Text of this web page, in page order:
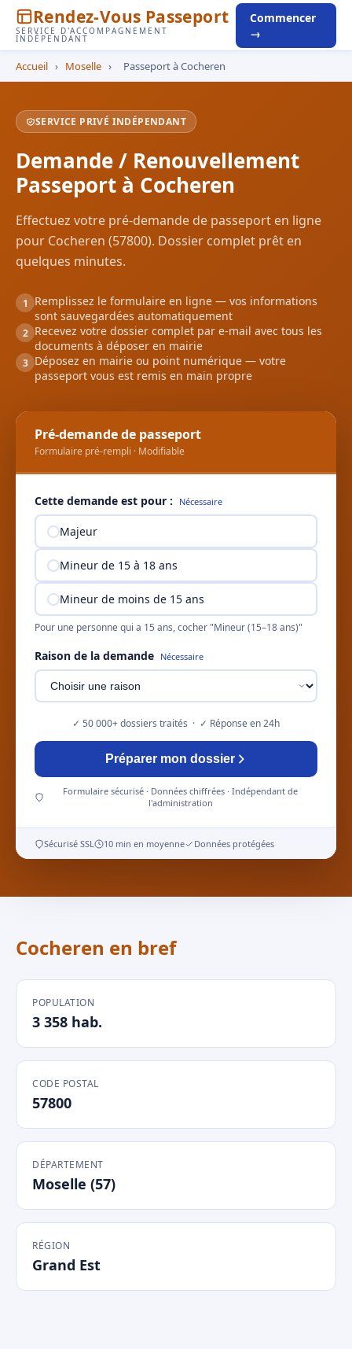
Rendez-Vous Passeport
SERVICE D'ACCOMPAGNEMENT
INDÉPENDANT
Commencer
→
Accueil › Moselle › Passeport à Cocheren
SERVICE PRIVÉ INDÉPENDANT
Demande / Renouvellement
Passeport à Cocheren
Effectuez votre pré-demande de passeport en ligne
pour Cocheren (57800). Dossier complet prêt en
quelques minutes.
1
Remplissez le formulaire en ligne — vos informations
sont sauvegardées automatiquement
2 Recevez votre dossier complet par e-mail avec tous les
documents à déposer en mairie
3 Déposez en mairie ou point numérique — votre
passeport vous est remis en main propre
Pré-demande de passeport
Formulaire pré-rempli · Modifiable
Cette demande est pour : Nécessaire
Majeur
Mineur de 15 à 18 ans
Mineur de moins de 15 ans
Pour une personne qui a 15 ans, cocher "Mineur (15–18 ans)"
Raison de la demande Nécessaire
✓ 50 000+ dossiers traités · ✓ Réponse en 24h
Préparer mon dossier
Formulaire sécurisé · Données chiffrées · Indépendant de
l'administration
Sécurisé SSL 10 min en moyenne Données protégées
Cocheren en bref
POPULATION
3 358 hab.
CODE POSTAL
57800
DÉPARTEMENT
Moselle (57)
RÉGION
Grand Est